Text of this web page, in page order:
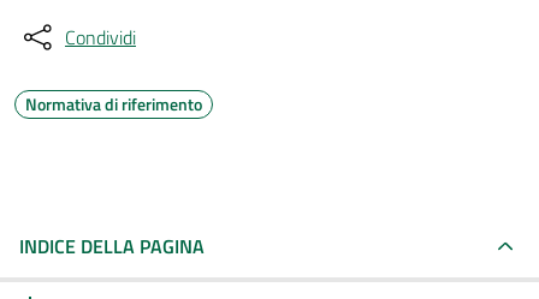
Condividi
Normativa di riferimento
INDICE DELLA PAGINA